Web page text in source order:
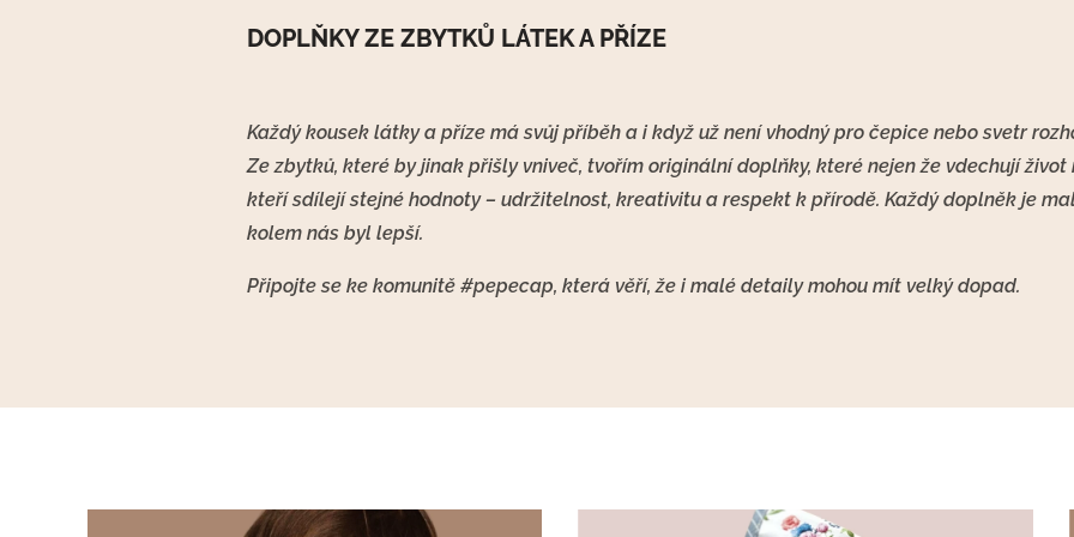
DOPLŇKY ZE ZBYTKŮ LÁTEK A PŘÍZE
Každý kousek látky a příze má svůj příběh a i když už není vhodný pro čepice nebo svetr
Ze zbytků, které by jinak přišly vniveč, tvořím originální doplňky, které nejen že vdechují
kteří sdílejí stejné hodnoty – udržitelnost, kreativitu a respekt k přírodě. Každý doplněk je
kolem nás byl lepší.
Připojte se ke komunitě #pepecap, která věří, že i malé detaily mohou mít velký dopad.